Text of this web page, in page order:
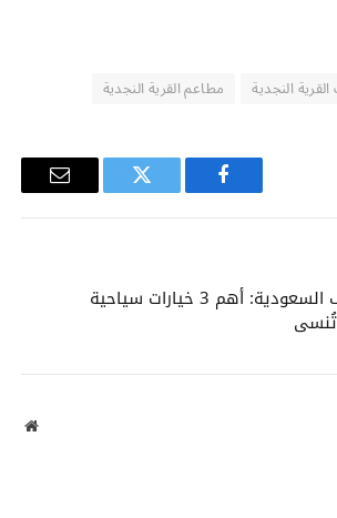
النجدية مطاعم القرية النجدية
فيسبوك تويتر
البريد
استكشاف السعودية: أهم 3 خيارات سياحية
تُنسى
موقع